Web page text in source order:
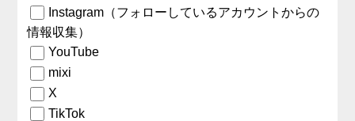
Instagram（フォローしているアカウントからの
情報収集）
YouTube
mixi
X
TikTok